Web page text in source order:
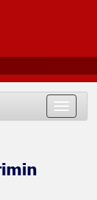
Toggle